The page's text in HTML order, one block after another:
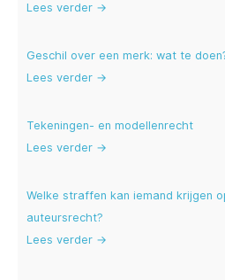
Lees verder →
Geschil over een merk: wat te
Lees verder →
Tekeningen- en modellenrecht
Lees verder →
Welke straffen kan iemand krijgen
auteursrecht?
Lees verder →